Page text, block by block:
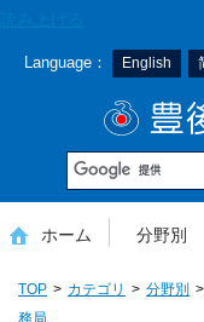
Language： English
ホーム 分野別
TOP カテゴリ 分野別
務局